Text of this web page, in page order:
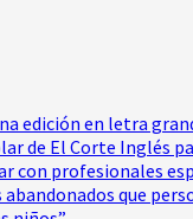
edición en letra
de El Corte Inglés
con profesionales
que